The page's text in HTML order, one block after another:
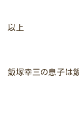
以上
飯塚幸三の息子は